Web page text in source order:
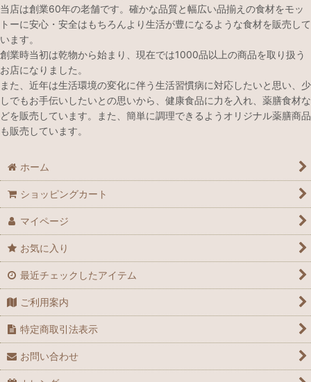
当店は創業60年の老舗です。確かな品質と幅広い品揃えの食材をモッ
トーに安心・安全はもちろんより生活が豊になるような食材を販売して
います。
創業時当初は乾物から始まり、現在では1000品以上の商品を取り扱う
お店になりました。
また、近年は生活環境の変化に伴う生活習慣病に対応したいと思い、少
しでもお手伝いしたいとの思いから、健康食品に力を入れ、薬膳食材な
どを販売しています。また、簡単に調理できるようオリジナル薬膳商品
も販売しています。
ホーム
ショッピングカート
マイページ
お気に入り
最近チェックしたアイテム
ご利用案内
特定商取引法表示
お問い合わせ